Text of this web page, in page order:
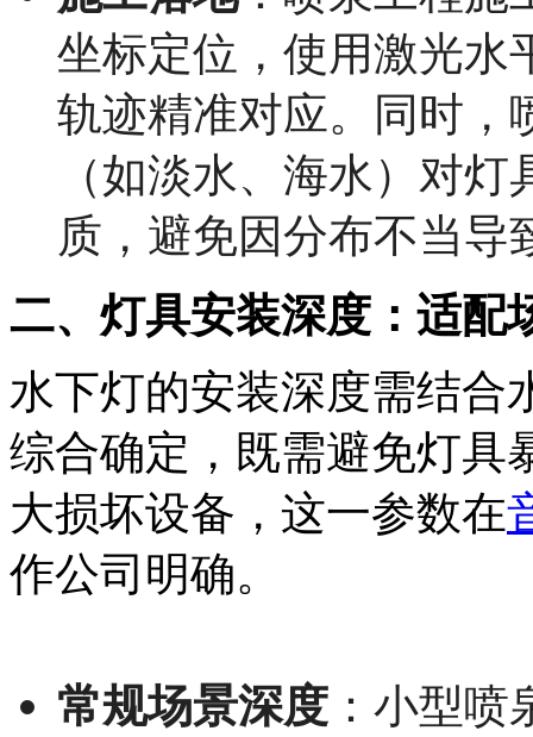
坐标定位，使用激光水
轨迹精准对应。同时，
（如淡水、海水）对
质，避免因分布不当
二、灯具安装深度：适配
水下灯的安装深度需结合
综合确定，既需避免灯具
大损坏设备，这一参数在
作公司明确。
常规场景深度 ：小型